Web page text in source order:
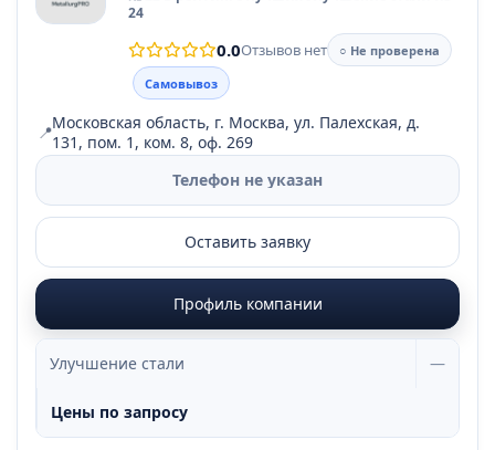
24
0.0Отзывов нет
○ Не проверена
Самовывоз
📍Московская область, г. Москва, ул. Палехская, д.
131, пом. 1, ком. 8, оф. 269
Телефон не указан
Оставить заявку
Профиль компании
Улучшение стали —
Цены по запросу